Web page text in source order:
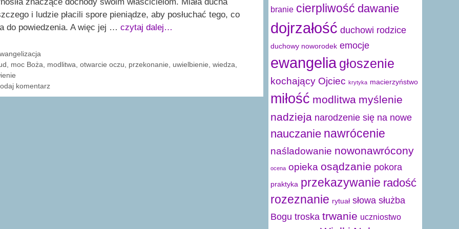
znaczące dochody swoim właścicielom. Miała ducha
i ludzie płacili spore pieniądze, aby posłuchać tego, co
do powiedzenia. A więc jej … czytaj dalej…
, moc Boża, modlitwa, otwarcie oczu, przekonanie, uwielbienie, wiedza,
komentarz
branie cierpliwość dawanie
dojrzałość duchowi rodzice
duchowy noworodek emocje
ewangelia głoszenie
kochający Ojciec krytyka macierzyństwo
miłość modlitwa myślenie
nadzieja narodzenie się na nowe
nauczanie nawrócenie
naśladowanie nowonawrócony
ocena opieka osądzanie pokora
praktyka przekazywanie radość
rozeznanie rytuał słowa służba
Bogu troska trwanie uczniostwo